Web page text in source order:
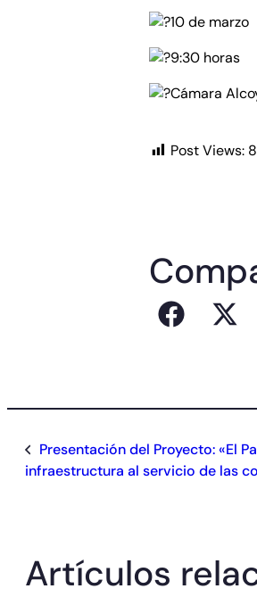
10de marzo
9:30 horas
Cámara
Post Views:
Presentación del Proyecto: «El
infraestructura al servicio de las
Artículos